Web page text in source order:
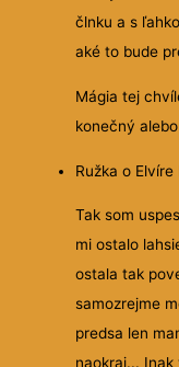
člnku a s
aké to bude
Mágia tej
konečný
Ružka o Elvíre
Tak som
mi ostalo
ostala tak
samozrejme
predsa len
naokraj...